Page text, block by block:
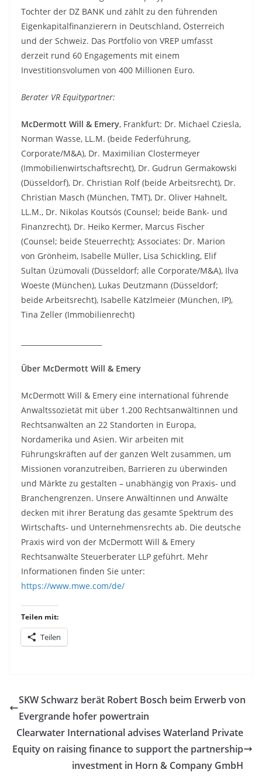
Tochter der DZ BANK und zählt zu den führenden
Eigenkapitalfinanzierern in Deutschland, Österreich
und der Schweiz. Das Portfolio von VREP umfasst
derzeit rund 60 Engagements mit einem
Investitionsvolumen von 400 Millionen Euro.
Berater VR Equitypartner:
McDermott Will & Emery, Frankfurt: Dr. Michael Cziesla,
Norman Wasse, LL.M. (beide Federführung,
Corporate/M&A), Dr. Maximilian Clostermeyer
(Immobilienwirtschaftsrecht), Dr. Gudrun Germakowski
(Düsseldorf), Dr. Christian Rolf (beide Arbeitsrecht), Dr.
Christian Masch (München, TMT), Dr. Oliver Hahnelt,
LL.M., Dr. Nikolas Koutsós (Counsel; beide Bank- und
Finanzrecht), Dr. Heiko Kermer, Marcus Fischer
(Counsel; beide Steuerrecht); Associates: Dr. Marion
von Grönheim, Isabelle Müller, Lisa Schickling, Elif
Sultan Üzümovali (Düsseldorf; alle Corporate/M&A), Ilva
Woeste (München), Lukas Deutzmann (Düsseldorf;
beide Arbeitsrecht), Isabelle Kätzlmeier (München, IP),
Tina Zeller (Immobilienrecht)
Über McDermott Will & Emery
McDermott Will & Emery eine international führende
Anwaltssozietät mit über 1.200 Rechtsanwältinnen und
Rechtsanwälten an 22 Standorten in Europa,
Nordamerika und Asien. Wir arbeiten mit
Führungskräften auf der ganzen Welt zusammen, um
Missionen voranzutreiben, Barrieren zu überwinden
und Märkte zu gestalten – unabhängig von Praxis- und
Branchengrenzen. Unsere Anwältinnen und Anwälte
decken mit ihrer Beratung das gesamte Spektrum des
Wirtschafts- und Unternehmensrechts ab. Die deutsche
Praxis wird von der McDermott Will & Emery
Rechtsanwälte Steuerberater LLP geführt. Mehr
Informationen finden Sie unter:
https://www.mwe.com/de/
Teilen mit:
Teilen
SKW Schwarz berät Robert Bosch beim Erwerb von
Evergrande hofer powertrain
Clearwater International advises Waterland Private
Equity on raising finance to support the partnership
investment in Horn & Company GmbH